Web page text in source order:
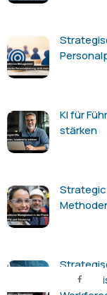
KI für
stärken
Strategic